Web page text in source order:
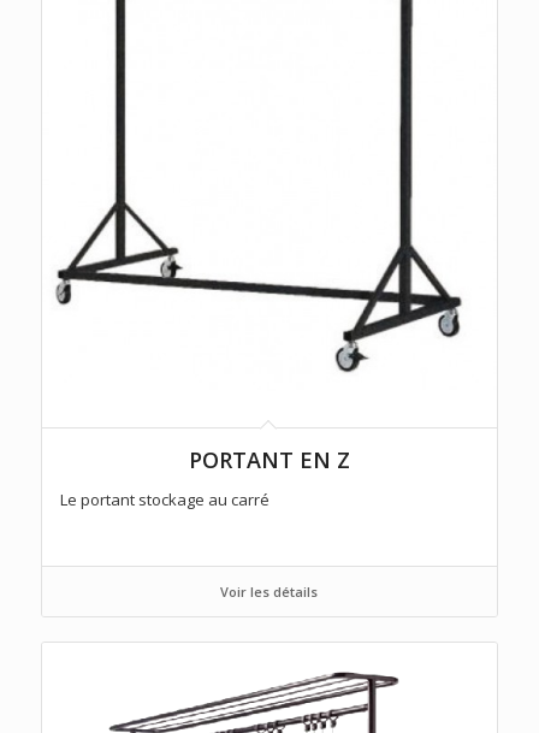
PORTANT EN Z
Le portant stockage au carré
Voir les détails